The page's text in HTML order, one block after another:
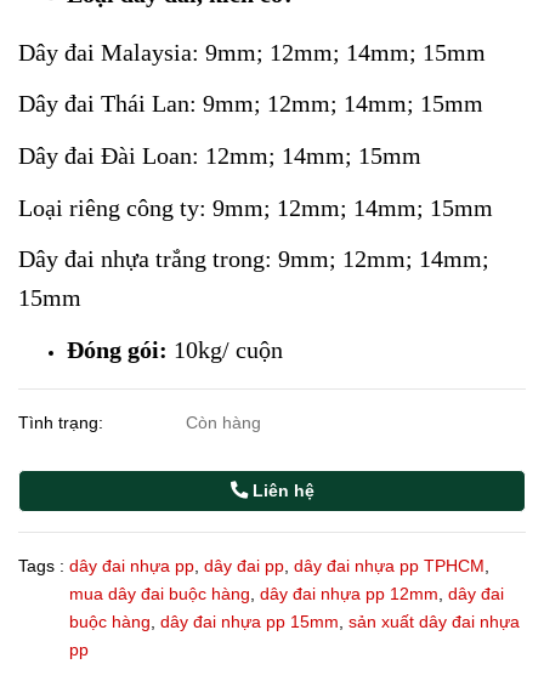
Dây đai Malaysia: 9mm; 12mm; 14mm; 15mm
Dây đai Thái Lan: 9mm; 12mm; 14mm; 15mm
Dây đai Đài Loan: 12mm; 14mm; 15mm
Loại riêng công ty: 9mm; 12mm; 14mm; 15mm
Dây đai nhựa trắng trong: 9mm; 12mm; 14mm;
15mm
Đóng gói: 10kg/ cuộn
Tình trạng: Còn hàng
Liên hệ
Tags : dây đai nhựa pp dây đai pp dây đai nhựa pp TPHCM
mua dây đai buộc hàng dây đai nhựa pp 12mm dây đai
buộc hàng dây đai nhựa pp 15mm sản xuất dây đai nhựa
pp